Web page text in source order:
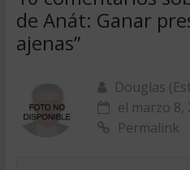
de Anát: Ganar
ajenas”
Douglas
el marzo 8,
Permalink